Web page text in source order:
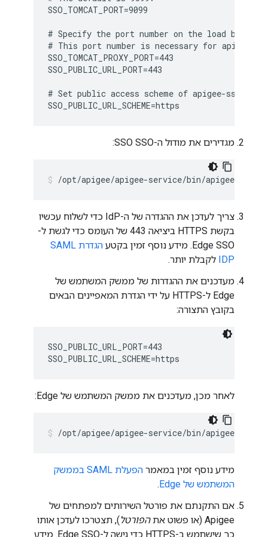
SSO_TOMCAT_PORT=9099
# Specify the port number on the load
# This port number is necessary for apigee-
SSO_TOMCAT_PROXY_PORT=443
SSO_PUBLIC_URL_PORT=443
# Set public access scheme of apigee-sso to
SSO_PUBLIC_URL_SCHEME=https
מגדירים את מודול ה-SSO SSO:
/opt/apigee/apigee-service/bin/apigee-
צריך לעדכן את ההגדרה של ה-IdP כדי לשלוח עכשיו
בקשת HTTPS ביציאה 443 של העומס כדי לגשת ל-
Edge SSO. מידע נוסף זמין בקטע
הגדרת SAML
IDP לקבלת יותר.
מעדכנים את ההגדרות של ממשק המשתמש של
Edge ל-HTTPS על ידי הגדרת המאפיינים הבאים
בקובץ התצורה:
SSO_PUBLIC_URL_PORT=443
SSO_PUBLIC_URL_SCHEME=https
לאחר מכן, מעדכנים את ממשק המשתמש של Edge:
/opt/apigee/apigee-service/bin/apigee-
מידע נוסף זמין במאמר
הפעלת SAML בממשק
המשתמש של Edge
.
אם התקנתם את פורטל השירותים למפתחים של
Apigee (או פשוט את
הפורטל), תצטרכו לעדכן אותו
כך שישתמש ב-HTTPS כדי גישה ל-Edge SSO. מידע